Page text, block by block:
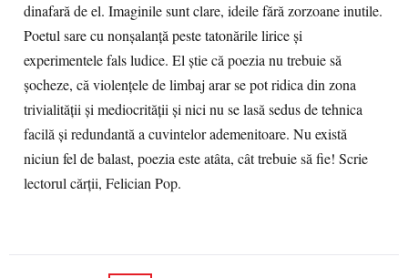
dinafară de el. Imaginile sunt clare, ideile fără zorzoane inutile.
Poetul sare cu nonșalanță peste tatonările lirice și
experimentele fals ludice. El știe că poezia nu trebuie să
șocheze, că violențele de limbaj arar se pot ridica din zona
trivialității și mediocrității și nici nu se lasă sedus de tehnica
facilă și redundantă a cuvintelor ademenitoare. Nu există
niciun fel de balast, poezia este atâta, cât trebuie să fie! Scrie
lectorul cărții, Felician Pop.